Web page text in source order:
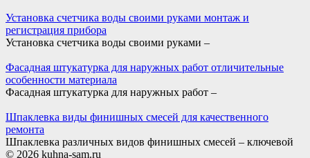
Установка счетчика воды своими руками монтаж и
регистрация прибора
Установка счетчика воды своими руками –
Фасадная штукатурка для наружных работ отличительные
особенности материала
Фасадная штукатурка для наружных работ –
Шпаклевка виды финишных смесей для качественного
ремонта
Шпаклевка различных видов финишных смесей – ключевой
© 2026 kuhna-sam.ru